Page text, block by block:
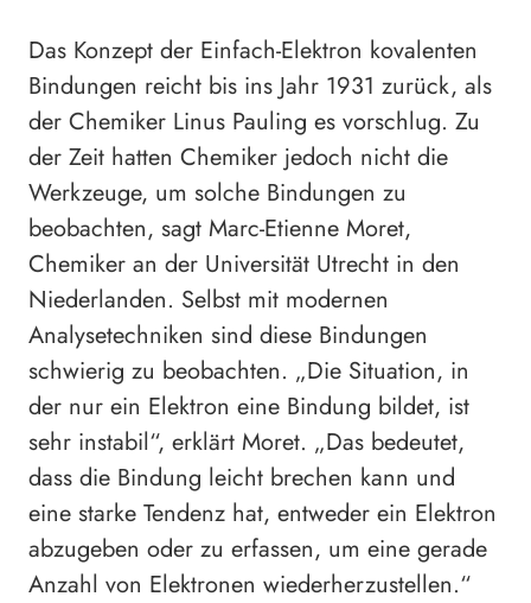
Das Konzept der Einfach-Elektron kovalenten
Bindungen reicht bis ins Jahr 1931 zurück, als
der Chemiker Linus Pauling es vorschlug. Zu
der Zeit hatten Chemiker jedoch nicht die
Werkzeuge, um solche Bindungen zu
beobachten, sagt Marc-Etienne Moret,
Chemiker an der Universität Utrecht in den
Niederlanden. Selbst mit modernen
Analysetechniken sind diese Bindungen
schwierig zu beobachten. „Die Situation, in
der nur ein Elektron eine Bindung bildet, ist
sehr instabil“, erklärt Moret. „Das bedeutet,
dass die Bindung leicht brechen kann und
eine starke Tendenz hat, entweder ein Elektron
abzugeben oder zu erfassen, um eine gerade
Anzahl von Elektronen wiederherzustellen.“